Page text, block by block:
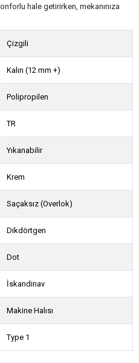
hale getirirken, mekanınıza
Çizgili
Kalın (12 mm +)
Polipropilen
TR
Yıkanabilir
Krem
Saçaksız (Overlok)
Dikdörtgen
Dot
İskandinav
Makine Halısı
Type 1